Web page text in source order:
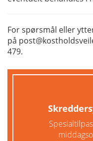
For spørsmål eller
på
479.